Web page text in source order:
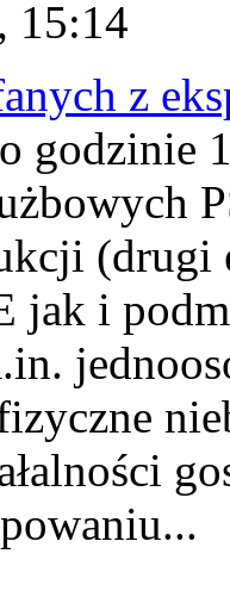
15:14
z
godzinie
(drugi
jak i